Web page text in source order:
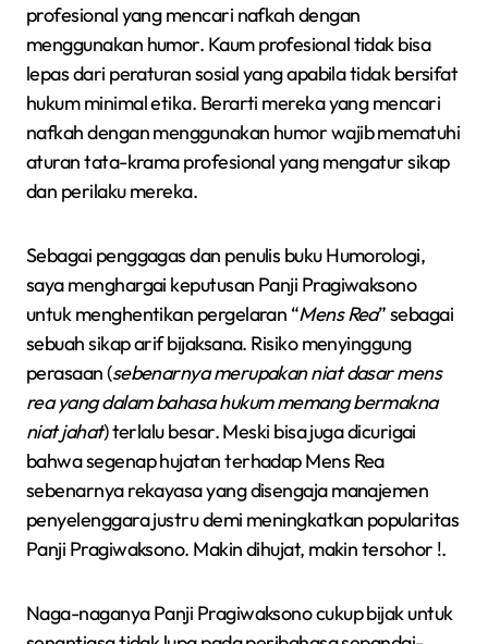
profesional yang mencari nafkah dengan
menggunakan humor. Kaum profesional tidak bisa
lepas dari peraturan sosial yang apabila tidak bersifat
hukum minimal etika. Berarti mereka yang mencari
nafkah dengan menggunakan humor wajib mematuhi
aturan tata-krama profesional yang mengatur sikap
dan perilaku mereka.
Sebagai penggagas dan penulis buku Humorologi,
saya menghargai keputusan Panji Pragiwaksono
untuk menghentikan pergelaran “Mens Rea” sebagai
sebuah sikap arif bijaksana. Risiko menyinggung
perasaan (sebenarnya merupakan niat dasar mens
rea yang dalam bahasa hukum memang bermakna
niat jahat) terlalu besar. Meski bisa juga dicurigai
bahwa segenap hujatan terhadap Mens Rea
sebenarnya rekayasa yang disengaja manajemen
penyelenggara justru demi meningkatkan popularitas
Panji Pragiwaksono. Makin dihujat, makin tersohor !.
Naga-naganya Panji Pragiwaksono cukup bijak untuk